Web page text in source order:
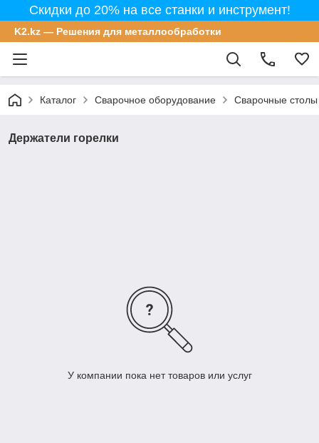
Скидки до 20% на все станки и инструмент!
K2.kz — Решения для металлообработки
Каталог Сварочное оборудование Сварочные столы
Держатели горелки
У компании пока нет товаров или услуг